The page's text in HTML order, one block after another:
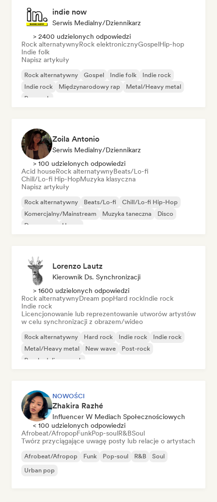
indie now
Serwis Medialny/Dziennikarz
> 2400 udzielonych odpowiedzi
Rock alternatywnyRock elektronicznyGospelHip-hop
Indie folk
Napisz artykuły
Rock alternatywny Gospel Indie folk
Indie rock
Indie rock
Międzynarodowy rap
Metal/Heavy metal
Pop rock
Zoila Antonio
Serwis Medialny/Dziennikarz
> 100 udzielonych odpowiedzi
Acid houseRock alternatywnyBeats/Lo-fi
Chill/Lo-fi Hip-HopMuzyka klasyczna
Napisz artykuły
Rock alternatywny Beats/Lo-fi
Chill/Lo-fi Hip-Hop
Komercjalny/Mainstream
Muzyka taneczna
Disco
Dream pop
House
Lorenzo Lautz
Kierownik Ds. Synchronizacji
> 1600 udzielonych odpowiedzi
Rock alternatywnyDream popHard rockIndie rock
Indie rock
Licencjonowanie lub reprezentowanie utworów artystów
w celu synchronizacji z obrazem/wideo
Rock alternatywny Hard rock Indie rock
Indie rock
Metal/Heavy metal
New wave
Post-rock
Psychedeliczny rock
NOWOŚCI
Zhakira Razhé
Influencer W Mediach Społecznościowych
< 100 udzielonych odpowiedzi
Afrobeat/AfropopFunkPop-soulR&BSoul
Twórz przyciągające uwagę posty lub relacje o artystach
Afrobeat/Afropop Funk Pop-soul R&B
Soul
Urban pop